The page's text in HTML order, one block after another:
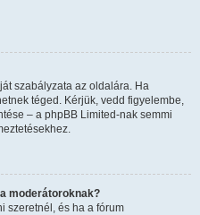
szabályzata az oldalára. Ha
téged. Kérjük, vedd figyelembe,
– a phpBB Limited-nak semmi
moderátoroknak?
szeretnél, és ha a fórum